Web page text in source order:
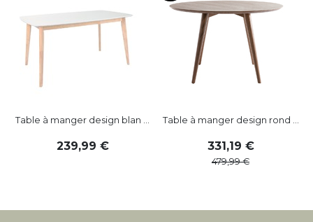
Table à manger design blan ...
239,99
Table à manger design rond ...
331,19
479,99